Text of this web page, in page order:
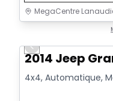
MegaCentre
Previous slide
2014 Jeep
4x4, Automatique,